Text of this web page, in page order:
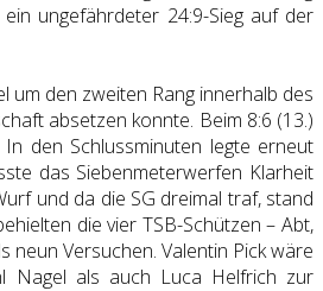
ungefährdeter 24:9-Sieg auf der
um den zweiten Rang innerhalb des
absetzen konnte. Beim 8:6 (13.)
den Schlussminuten legte erneut
das Siebenmeterwerfen Klarheit
und da die SG dreimal traf, stand
die vier TSB-Schützen – Abt,
Versuchen. Valentin Pick wäre
Nagel als auch Luca Helfrich zur